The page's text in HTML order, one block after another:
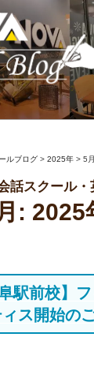
【公
会話教室
ルブログ > 2025年 > 5月
話スクール・
: 2025
駅前校】
ス開始の